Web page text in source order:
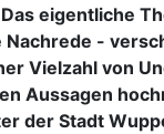
eigentliche
Nachrede -
Vielzahl von
Aussagen
der Stadt